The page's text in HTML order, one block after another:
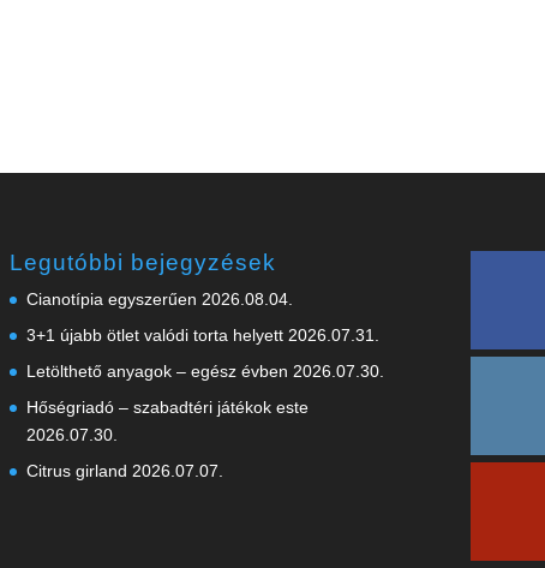
Legutóbbi bejegyzések
Cianotípia egyszerűen 2026.08.04.
3+1 újabb ötlet valódi torta helyett 2026.07.31.
Letölthető anyagok – egész évben 2026.07.30.
Hőségriadó – szabadtéri játékok este
2026.07.30.
Citrus girland 2026.07.07.